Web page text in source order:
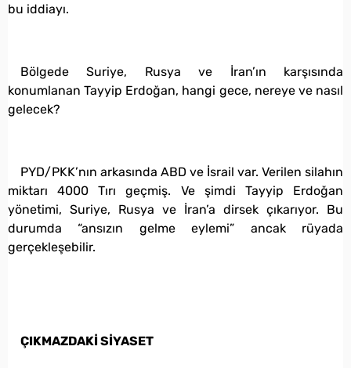
bu iddiayı.
Bölgede Suriye, Rusya ve İran’ın karşısında
konumlanan Tayyip Erdoğan, hangi gece, nereye ve nasıl
gelecek?
PYD/PKK’nın arkasında ABD ve İsrail var. Verilen silahın
miktarı 4000 Tırı geçmiş. Ve şimdi Tayyip Erdoğan
yönetimi, Suriye, Rusya ve İran’a dirsek çıkarıyor. Bu
durumda “ansızın gelme eylemi” ancak rüyada
gerçekleşebilir.
ÇIKMAZDAKİ SİYASET